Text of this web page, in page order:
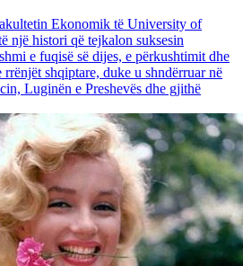
Ekonomik të University of
një histori që tejkalon suksesin
e fuqisë së dijes, e përkushtimit dhe
rrënjët shqiptare, duke u shndërruar në
Luginën e Preshevës dhe gjithë